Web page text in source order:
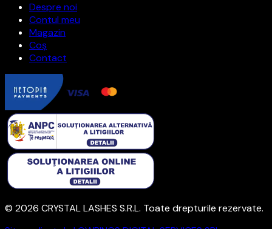
Despre noi
Contul meu
Magazin
Coș
Contact
© 2026 CRYSTAL LASHES S.R.L. Toate drepturile rezervate.